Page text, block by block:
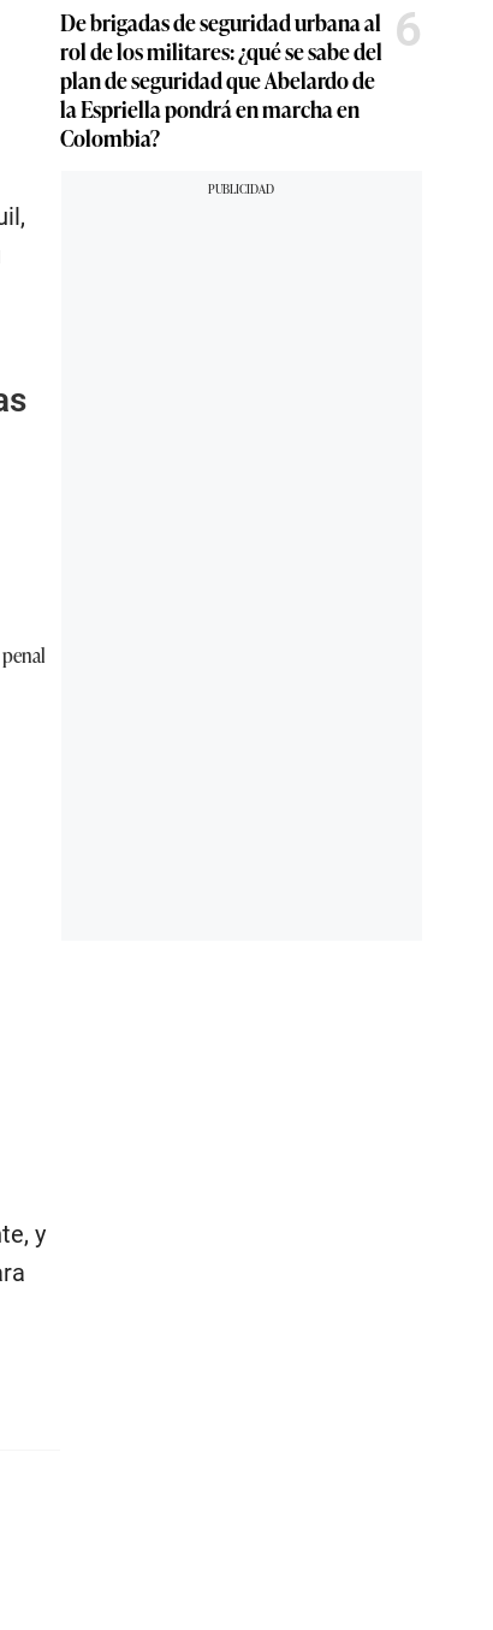
y
De brigadas de seguridad urbana al
rol de los militares: ¿qué se sabe del
plan de seguridad que Abelardo de
la Espriella pondrá en marcha en
Colombia?
6